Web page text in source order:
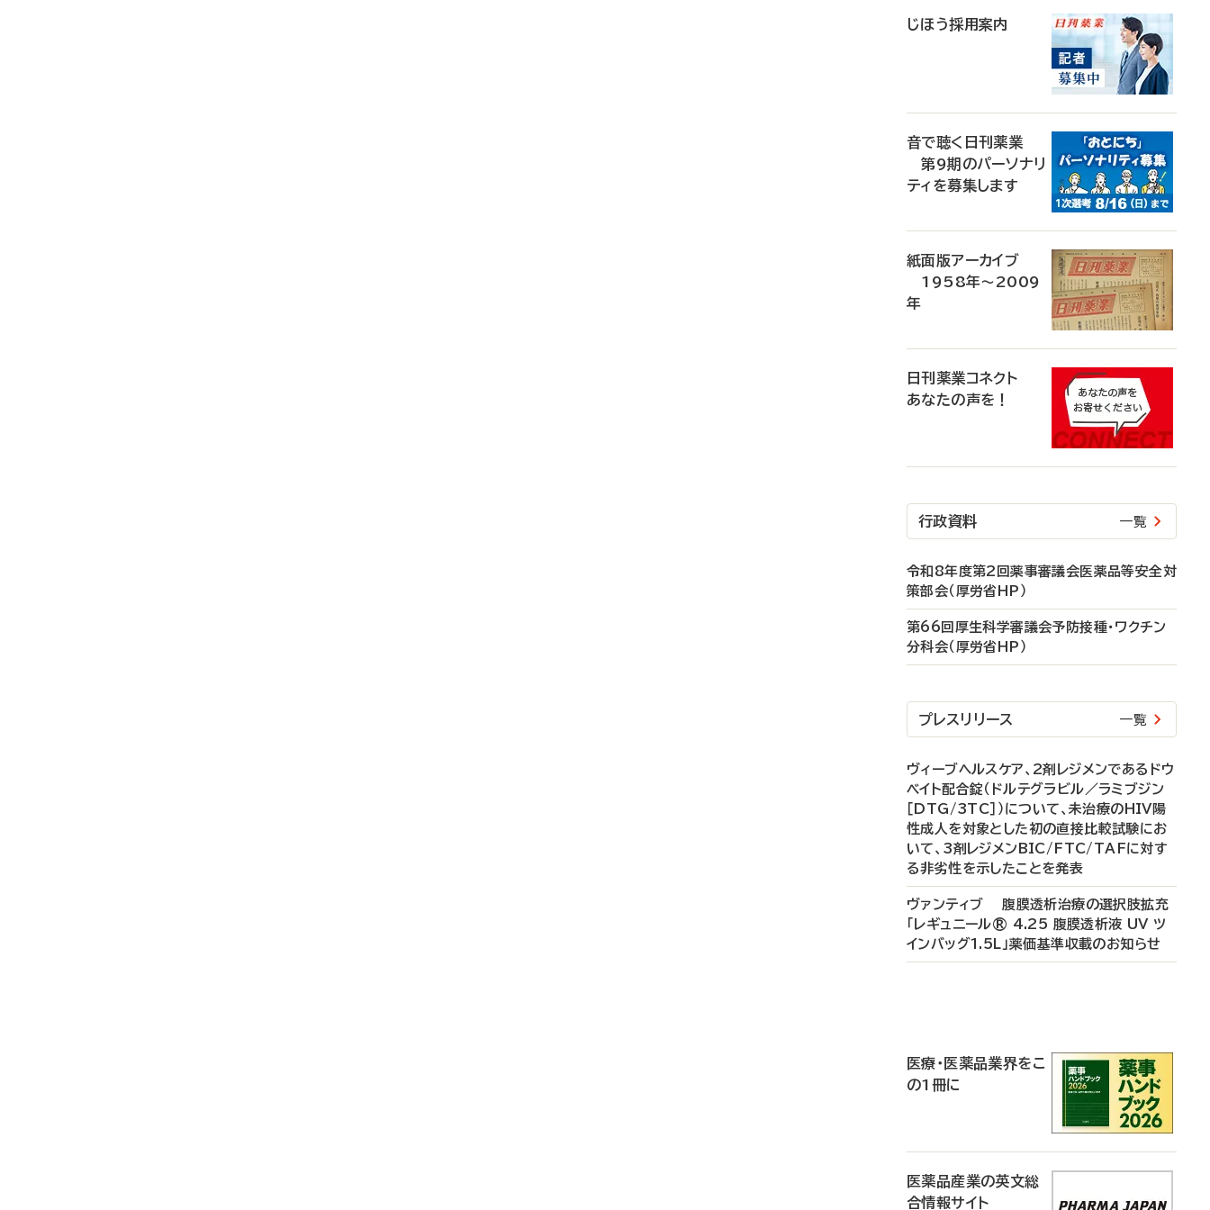
じほう採用案内
音で聴く日刊薬業
第9期のパーソナリ
ティを募集します
紙面版アーカイブ
1958年～2009
年
日刊薬業コネクト
あなたの声を！
行政資料 一覧
令和8年度第2回薬事審議会医薬品等安全対
策部会（厚労省HP）
第66回厚生科学審議会予防接種・ワクチン
分科会（厚労省HP）
プレスリリース 一覧
ヴィーブヘルスケア、2剤レジメンであるドウ
ベイト配合錠（ドルテグラビル／ラミブジン
［DTG/3TC］）について、未治療のHIV陽
性成人を対象とした初の直接比較試験にお
いて、3剤レジメンBIC/FTC/TAFに対す
る非劣性を示したことを発表
ヴァンティブ 腹膜透析治療の選択肢拡充
「レギュニール® 4.25 腹膜透析液 UV ツ
インバッグ1.5L」薬価基準収載のお知らせ
医療・医薬品業界をこ
の1冊に
医薬品産業の英文総
合情報サイト